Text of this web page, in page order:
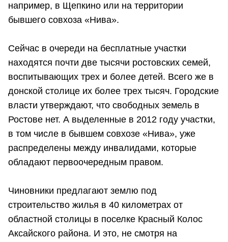
например, в Щепкино или на территории
бывшего совхоза «Нива».
Сейчас в очереди на бесплатные участки
находятся почти две тысячи ростовских семей,
воспитывающих трех и более детей. Всего же в
донской столице их более трех тысяч. Городские
власти утверждают, что свободных земель в
Ростове нет. А выделенные в 2012 году участки,
в том числе в бывшем совхозе «Нива», уже
распределены между инвалидами, которые
обладают первоочередным правом.
Чиновники предлагают землю под
строительство жилья в 40 километрах от
областной столицы в поселке Красный Колос
Аксайского района. И это, не смотря на